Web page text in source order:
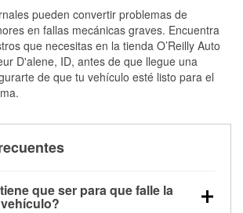
pueden convertir problemas de
en fallas mecánicas graves. Encuentra
que necesitas en la tienda O’Reilly Auto
D'alene, ID, antes de que llegue una
de que tu vehículo esté listo para el
que ser para que falle la